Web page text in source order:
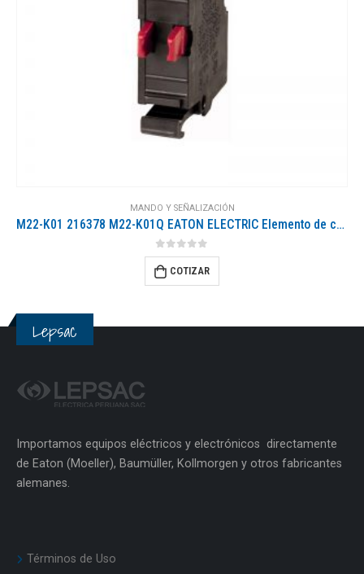
MANDO Y SEÑALIZACIÓN
M22-K01 216378 M22-K01Q EATON ELECTRIC Elemento de contacto 1 NC Montaje frontal Conexión a tornillo
0out of 5
COTIZAR
Lepsac
Importamos equipos eléctricos y electrónicos directamente
de Eaton (Moeller), Baumüller, Kollmorgen y otros fabricantes
alemanes.
Términos de Uso